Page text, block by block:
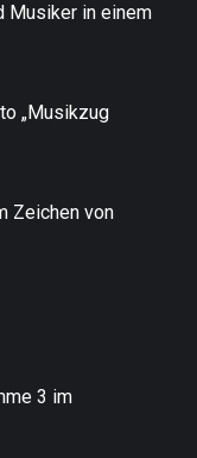
Musiker in einem
„Musikzug
Zeichen von
3 im